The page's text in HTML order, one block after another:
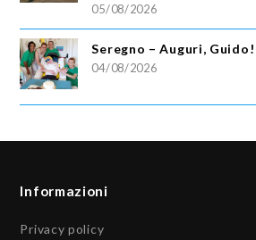
05/08/2026
Seregno – Auguri, Guido!
04/08/2026
Informazioni
Privacy policy